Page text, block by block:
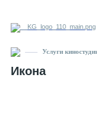
Услуги
Икона